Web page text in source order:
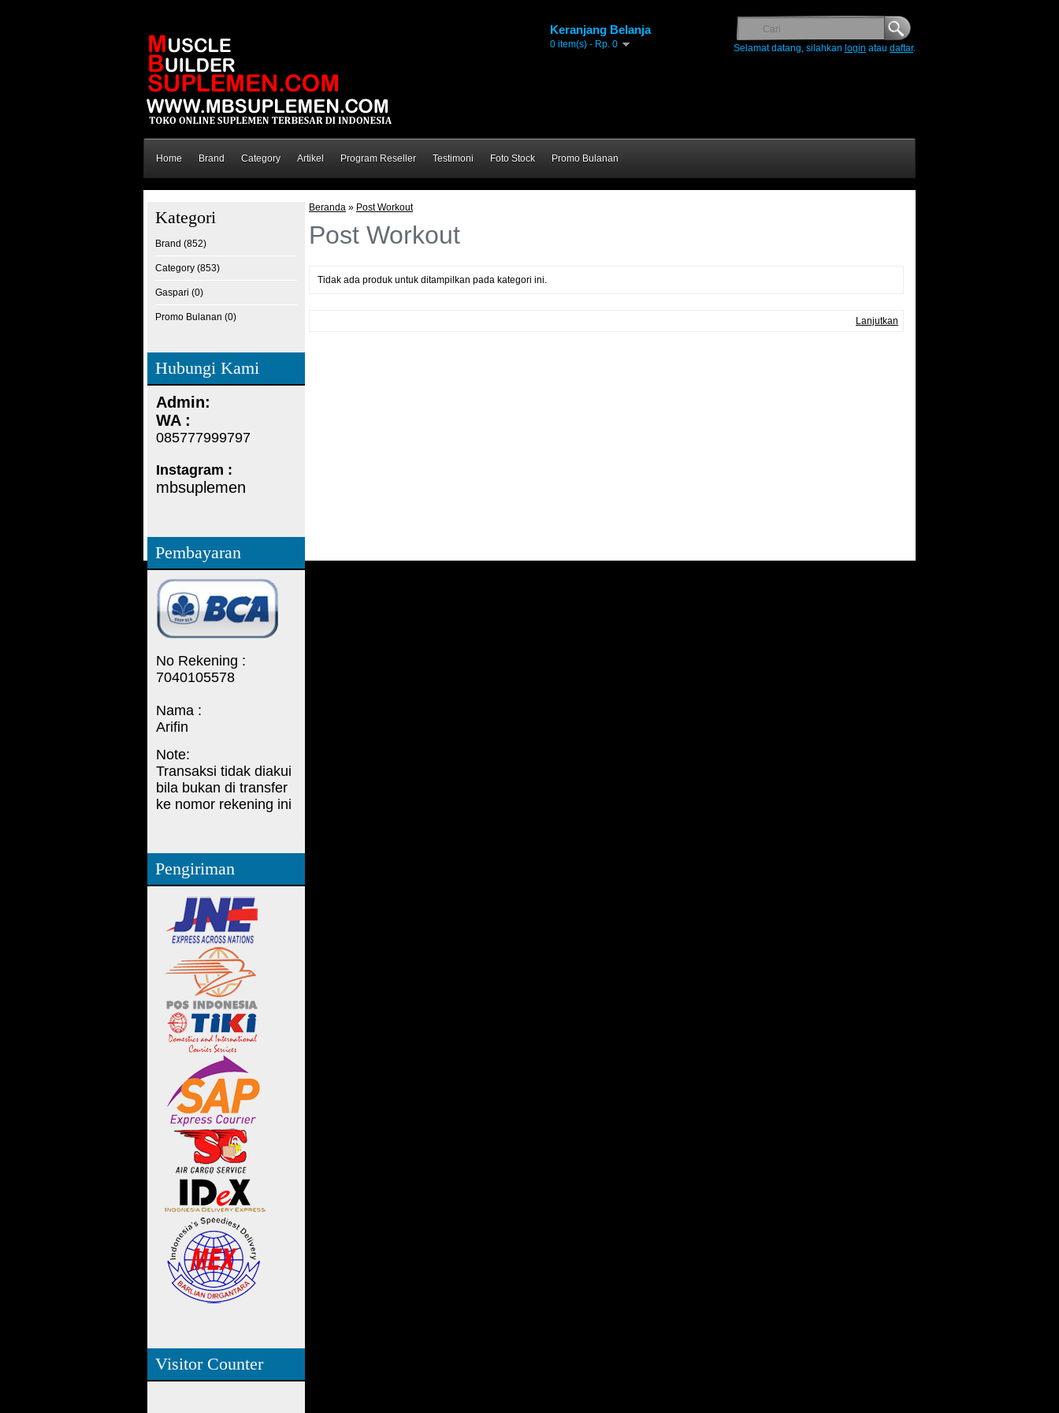
Keranjang Belanja
0 item(s) - Rp. 0 Selamat datang, silahkan login atau daftar.
Home Brand Category Artikel Program Reseller Testimoni Foto Stock Promo Bulanan
Kategori
Brand (852)
Category (853)
Gaspari (0)
Promo Bulanan (0)
Hubungi Kami
Admin:
WA :
085777999797
Instagram :
mbsuplemen
Pembayaran
No Rekening :
7040105578
Nama :
Arifin
Note:
Transaksi tidak diakui
bila bukan di transfer
ke nomor rekening ini
Pengiriman
Visitor Counter
Beranda » Post Workout
Post Workout
Tidak ada produk untuk ditampilkan pada kategori ini.
Lanjutkan